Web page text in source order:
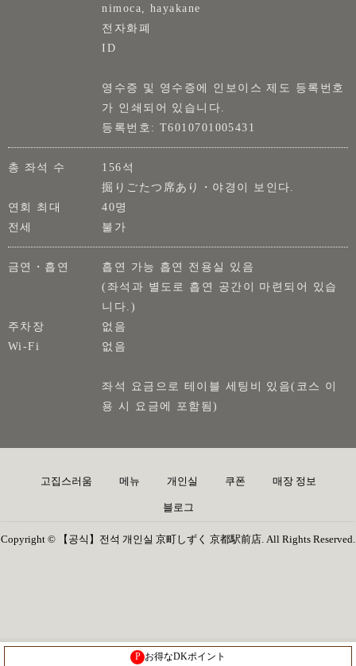
nimoca, hayakane
전자화폐
ID
영수증 및 영수증에 인보이스 제도 등록번호
가 인쇄되어 있습니다.
등록번호: T6010701005431
총 좌석 수
156석
掘りごたつ席あり・야경이 보인다.
연회 최대
40명
전세
불가
금연・흡연
흡연 가능 흡연 전용실 있음
(좌석과 별도로 흡연 공간이 마련되어 있습
니다.)
주차장
없음
Wi-Fi
없음
좌석 요금으로 테이블 세팅비 있음(코스 이
용 시 요금에 포함됨)
고집스러움 메뉴 개인실 쿠폰 매장 정보
블로그
Copyright © 【공식】전석 개인실 京町しずく 京都駅前店. All Rights Reserved.
P お得なDKポイント